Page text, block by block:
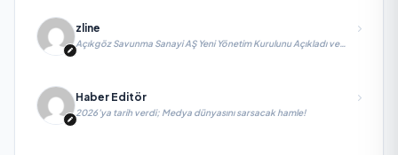
zline
Açıkgöz Savunma Sanayi AŞ Yeni Yönetim Kurulunu Açıkladı ve
Savunma Sanayinde Küresel Vizyon Vurgusu
Haber Editör
2026’ya tarih verdi; Medya dünyasını sarsacak hamle!